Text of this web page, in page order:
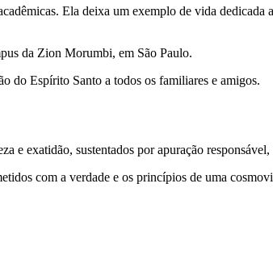
Ela deixa um exemplo de vida
da Zion Morumbi, em São Paulo.
do Espírito Santo a todos os familiares e amigos.
e exatidão, sustentados por apuração
com a verdade e os princípios de uma